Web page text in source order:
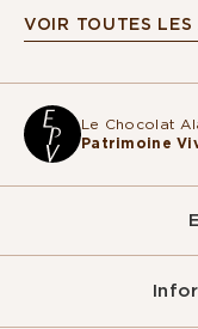
VOIR TOUTES LES
Le Chocolat
Patrimoine